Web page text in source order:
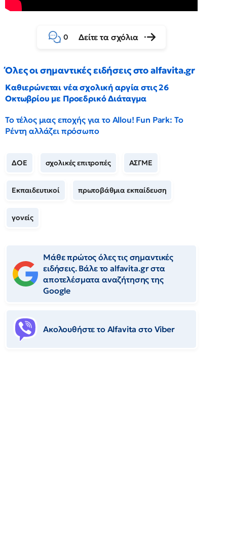
0 Δείτε τα σχόλια
Όλες οι σημαντικές ειδήσεις στο alfavita.gr
Καθιερώνεται νέα σχολική αργία στις 26
Οκτωβρίου με Προεδρικό Διάταγμα
Το τέλος μιας εποχής για το Allou! Fun Park: Το
Ρέντη αλλάζει πρόσωπο
ΔΟΕ σχολικές επιτροπές ΑΣΓΜΕ
Εκπαιδευτικοί πρωτοβάθμια εκπαίδευση
γονείς
Μάθε πρώτος όλες τις σημαντικές
ειδήσεις. Βάλε το alfavita.gr στα
αποτελέσματα αναζήτησης της
Google
Ακολουθήστε το Αlfavita στο Viber